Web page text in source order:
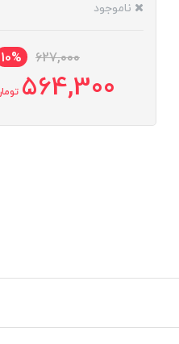
ناموجود
627,000
10%
564,300